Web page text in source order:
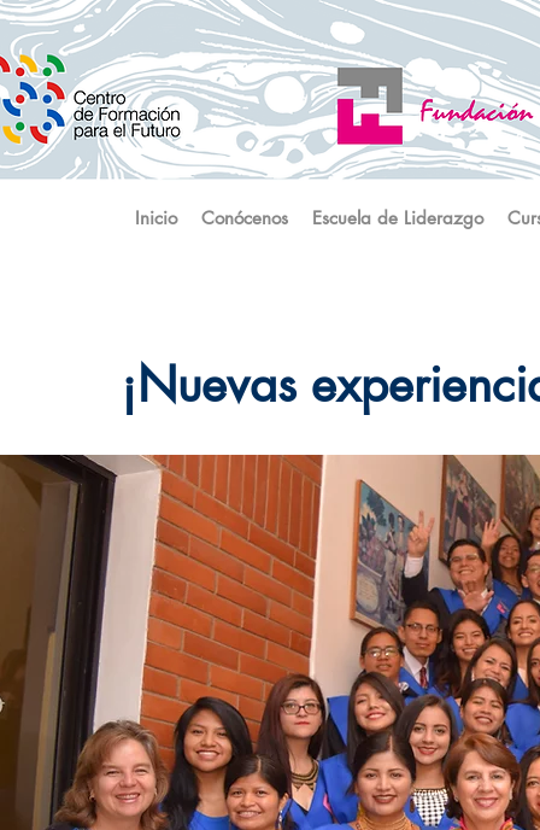
Inicio Conócenos Escuela de Liderazgo
¡Nuevas